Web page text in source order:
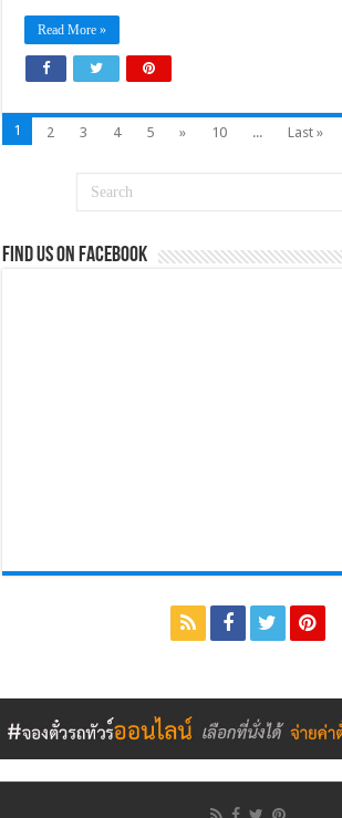
Read More »
1 2 3 4 5 » 10 ... Last »
Find us on Facebook